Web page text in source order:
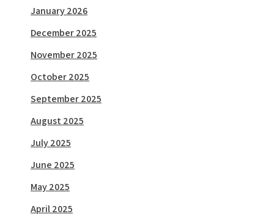
January 2026
December 2025
November 2025
October 2025
September 2025
August 2025
July 2025
June 2025
May 2025
April 2025